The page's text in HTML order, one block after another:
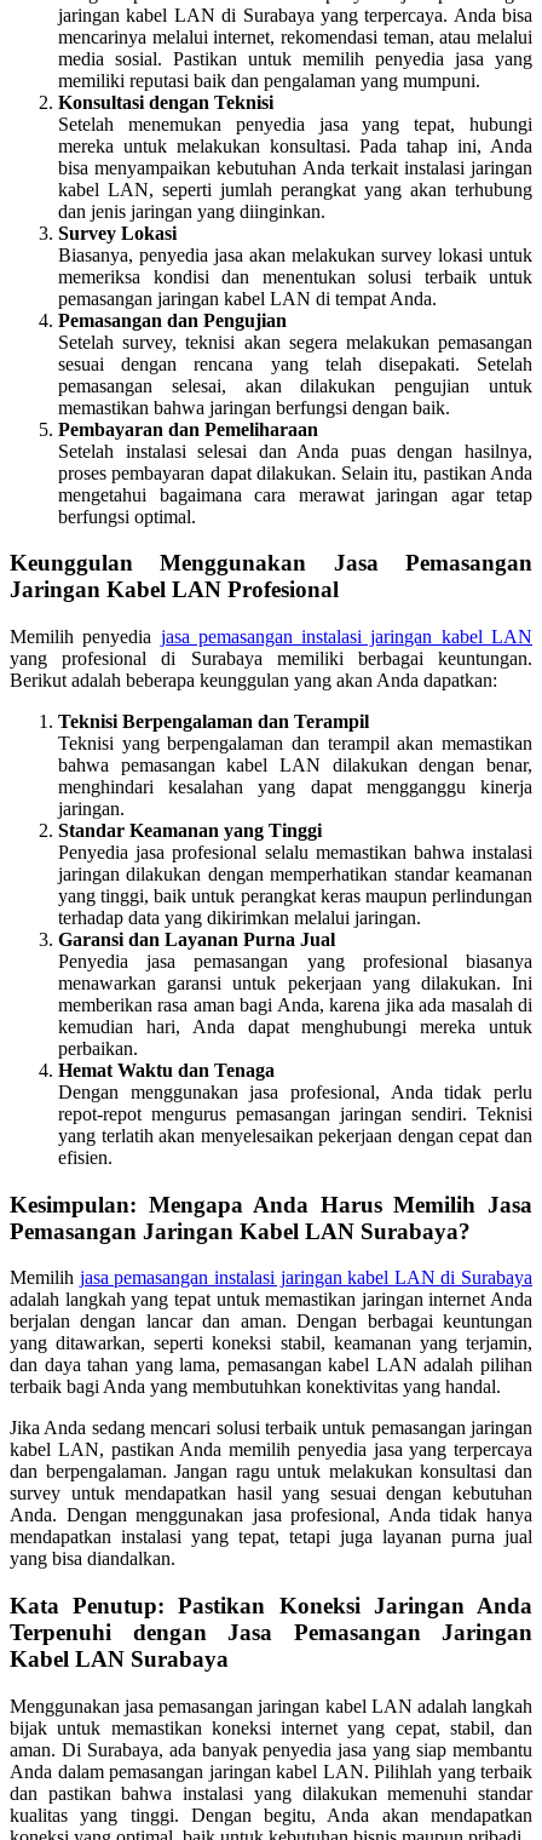
jaringan kabel LAN di Surabaya yang terpercaya. Anda bisa
mencarinya melalui internet, rekomendasi teman, atau melalui
media sosial. Pastikan untuk memilih penyedia jasa yang
memiliki reputasi baik dan pengalaman yang mumpuni.
Konsultasi dengan Teknisi
Setelah menemukan penyedia jasa yang tepat, hubungi
mereka untuk melakukan konsultasi. Pada tahap ini, Anda
bisa menyampaikan kebutuhan Anda terkait instalasi jaringan
kabel LAN, seperti jumlah perangkat yang akan terhubung
dan jenis jaringan yang diinginkan.
Survey Lokasi
Biasanya, penyedia jasa akan melakukan survey lokasi untuk
memeriksa kondisi dan menentukan solusi terbaik untuk
pemasangan jaringan kabel LAN di tempat Anda.
Pemasangan dan Pengujian
Setelah survey, teknisi akan segera melakukan pemasangan
sesuai dengan rencana yang telah disepakati. Setelah
pemasangan selesai, akan dilakukan pengujian untuk
memastikan bahwa jaringan berfungsi dengan baik.
Pembayaran dan Pemeliharaan
Setelah instalasi selesai dan Anda puas dengan hasilnya,
proses pembayaran dapat dilakukan. Selain itu, pastikan Anda
mengetahui bagaimana cara merawat jaringan agar tetap
berfungsi optimal.
Keunggulan Menggunakan Jasa Pemasangan
Jaringan Kabel LAN Profesional
Memilih penyedia jasa pemasangan instalasi jaringan kabel LAN
yang profesional di Surabaya memiliki berbagai keuntungan.
Berikut adalah beberapa keunggulan yang akan Anda dapatkan:
Teknisi Berpengalaman dan Terampil
Teknisi yang berpengalaman dan terampil akan memastikan
bahwa pemasangan kabel LAN dilakukan dengan benar,
menghindari kesalahan yang dapat mengganggu kinerja
jaringan.
Standar Keamanan yang Tinggi
Penyedia jasa profesional selalu memastikan bahwa instalasi
jaringan dilakukan dengan memperhatikan standar keamanan
yang tinggi, baik untuk perangkat keras maupun perlindungan
terhadap data yang dikirimkan melalui jaringan.
Garansi dan Layanan Purna Jual
Penyedia jasa pemasangan yang profesional biasanya
menawarkan garansi untuk pekerjaan yang dilakukan. Ini
memberikan rasa aman bagi Anda, karena jika ada masalah di
kemudian hari, Anda dapat menghubungi mereka untuk
perbaikan.
Hemat Waktu dan Tenaga
Dengan menggunakan jasa profesional, Anda tidak perlu
repot-repot mengurus pemasangan jaringan sendiri. Teknisi
yang terlatih akan menyelesaikan pekerjaan dengan cepat dan
efisien.
Kesimpulan: Mengapa Anda Harus Memilih Jasa
Pemasangan Jaringan Kabel LAN Surabaya?
Memilih jasa pemasangan instalasi jaringan kabel LAN di Surabaya
adalah langkah yang tepat untuk memastikan jaringan internet Anda
berjalan dengan lancar dan aman. Dengan berbagai keuntungan
yang ditawarkan, seperti koneksi stabil, keamanan yang terjamin,
dan daya tahan yang lama, pemasangan kabel LAN adalah pilihan
terbaik bagi Anda yang membutuhkan konektivitas yang handal.
Jika Anda sedang mencari solusi terbaik untuk pemasangan jaringan
kabel LAN, pastikan Anda memilih penyedia jasa yang terpercaya
dan berpengalaman. Jangan ragu untuk melakukan konsultasi dan
survey untuk mendapatkan hasil yang sesuai dengan kebutuhan
Anda. Dengan menggunakan jasa profesional, Anda tidak hanya
mendapatkan instalasi yang tepat, tetapi juga layanan purna jual
yang bisa diandalkan.
Kata Penutup: Pastikan Koneksi Jaringan Anda
Terpenuhi dengan Jasa Pemasangan Jaringan
Kabel LAN Surabaya
Menggunakan jasa pemasangan jaringan kabel LAN adalah langkah
bijak untuk memastikan koneksi internet yang cepat, stabil, dan
aman. Di Surabaya, ada banyak penyedia jasa yang siap membantu
Anda dalam pemasangan jaringan kabel LAN. Pilihlah yang terbaik
dan pastikan bahwa instalasi yang dilakukan memenuhi standar
kualitas yang tinggi. Dengan begitu, Anda akan mendapatkan